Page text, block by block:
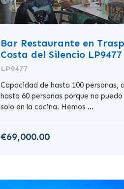
Bar Restaurante en
Costa del Silencio LP9477
LP9477
Capacidad de hasta 100 personas,
hasta 60 personas porque no
solo en la cocina. Hemos ...
€69,000.00